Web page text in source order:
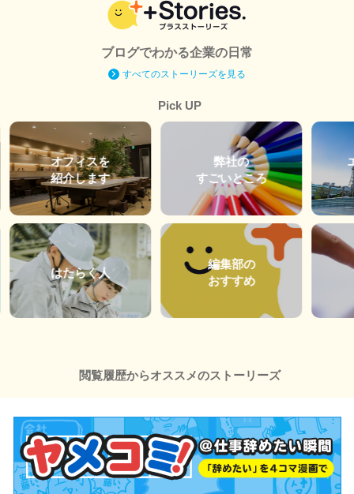
ブログでわかる企業の日常
すべてのストーリーズを見る
Pick UP
オフィスを
紹介します
はたらく人
弊社の
すごいところ
編集部の
おすすめ
閲覧履歴からオススメのストーリーズ